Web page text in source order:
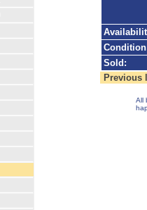
Sold:
Previous
All